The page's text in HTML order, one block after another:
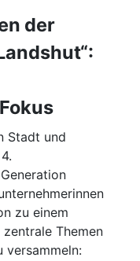
der
Stadt und
zu einem
Themen
versammeln: